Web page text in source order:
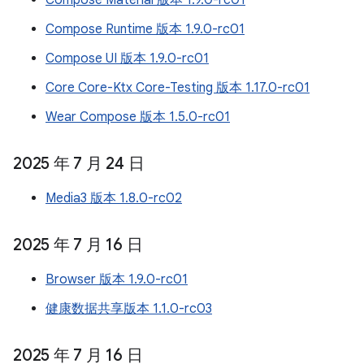
Compose Runtime 版本 1.9.0-rc01
Compose UI 版本 1.9.0-rc01
Core Core-Ktx Core-Testing 版本 1.17.0-rc01
Wear Compose 版本 1.5.0-rc01
2025 年 7 月 24 日
Media3 版本 1.8.0-rc02
2025 年 7 月 16 日
Browser 版本 1.9.0-rc01
健康数据共享版本 1.1.0-rc03
2025 年 7 月 16 日